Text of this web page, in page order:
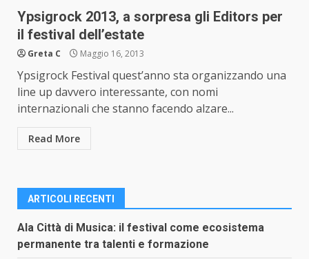
Ypsigrock 2013, a sorpresa gli Editors per
il festival dell’estate
Greta C Maggio 16, 2013
Ypsigrock Festival quest’anno sta organizzando una
line up davvero interessante, con nomi
internazionali che stanno facendo alzare...
Read More
ARTICOLI RECENTI
Ala Città di Musica: il festival come ecosistema
permanente tra talenti e formazione